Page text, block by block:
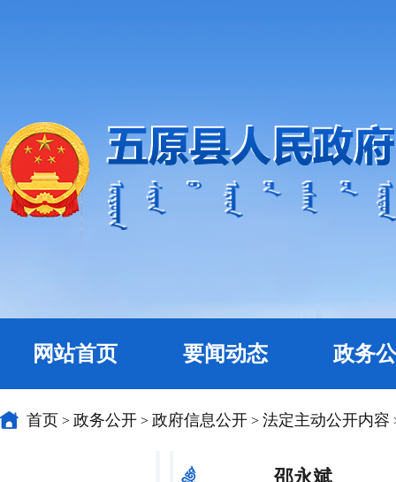
网站首页 要闻动态 政务
首页 > 政务公开 > 政府信息公开 > 法定主动公开内容
邵永斌